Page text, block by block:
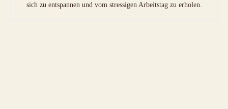
sich zu entspannen und vom stressigen Arbeitstag zu erholen.